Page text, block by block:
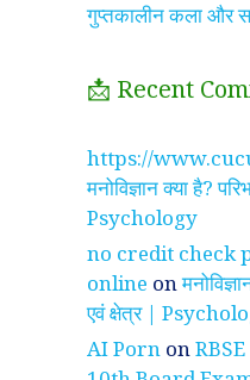
झाँसी की रानी के रहस्मयी
गुप्तकालीन कला और
📩 Recent
https://
मनोविज्ञान क्या है?
Psychology
no credit check
online on
एवं क्षेत्र |
AI Porn onRBSE